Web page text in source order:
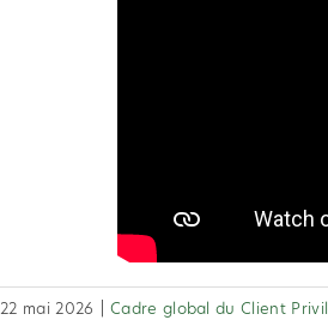
22 mai 2026 Cadre global du Client